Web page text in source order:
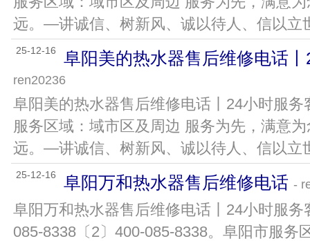
远。—讲诚信、树新风、诚以待人、信以立
25-12-16 阜阳美的热水器售后维修电话
ren20236
阜阳美的热水器售后维修电话丨24小时服
服务区域：域市区及周边 服务为先，满意
远。—讲诚信、树新风、诚以待人、信以立
25-12-16 阜阳万和热水器售后维修电话 -
阜阳万和热水器售后维修电话丨24小时服
085-8338〔2〕400-085-8338。阜阳市服务